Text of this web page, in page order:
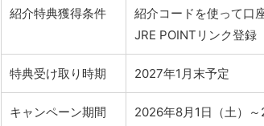
紹介特典獲得条件
紹介コードを使って口
JRE POINTリンク登録
特典受け取り時期 2027年1月末予定
キャンペーン期間 2026年8月1日（土）